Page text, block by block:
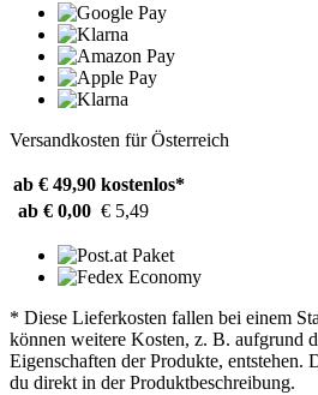
Versandkosten für Österreich
ab € 49,90 kostenlos*
ab € 0,00 € 5,49
* Diese Lieferkosten fallen bei einem
können weitere Kosten, z. B. aufgrund
Eigenschaften der Produkte, entstehen.
du direkt in der Produktbeschreibung.